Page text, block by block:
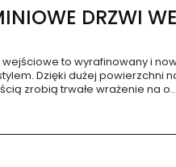
DRZWI
to wyrafinowany i
Dzięki dużej
zrobią trwałe wrażenie na o...